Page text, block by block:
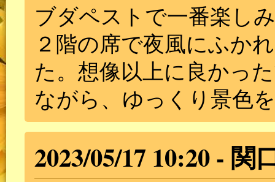
ブダペストで一番楽し
２階の席で夜風にふか
た。想像以上に良かっ
ながら、ゆっくり景色
2023/05/17 10:20 関